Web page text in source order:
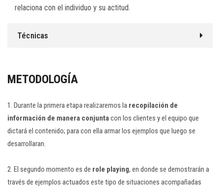
relaciona con el individuo y su actitud.
Técnicas
METODOLOGÍA
1. Durante la primera etapa realizaremos la recopilación de
información de manera conjuntacon los clientes y el equipo que
dictará el contenido; para con ella armar los ejemplos que luego se
desarrollaran.
2. El segundo momento es de role playing, en donde se demostrarán a
través de ejemplos actuados este tipo de situaciones acompañadas